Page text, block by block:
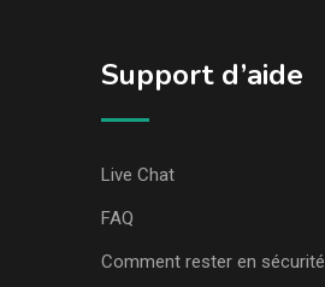
Support d’aide
Live Chat
FAQ
Comment rester en sécurité